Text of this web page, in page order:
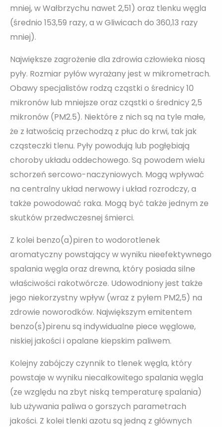
mniej, w Wałbrzychu nawet 2,51) oraz tlenku węgla
(średnio 153,59 razy, a w Gliwicach do 360,13 razy
mniej).
Największe zagrożenie dla zdrowia człowieka niosą
pyły. Rozmiar pyłów wyrażany jest w mikrometrach.
Obawy specjalistów rodzą cząstki o średnicy 10
mikronów lub mniejsze oraz cząstki o średnicy 2,5
mikronów (PM2.5). Niektóre z nich są na tyle małe,
że z łatwością przechodzą z płuc do krwi, tak jak
cząsteczki tlenu. Pyły powodują lub pogłębiają
choroby układu oddechowego. Są powodem wielu
schorzeń sercowo-naczyniowych. Mogą wpływać
na centralny układ nerwowy i układ rozrodczy, a
także powodować raka. Mogą być także jednym ze
skutków przedwczesnej śmierci.
Z kolei benzo(a)piren to wodorotlenek
aromatyczny powstający w wyniku nieefektywnego
spalania węgla oraz drewna, który posiada silne
właściwości rakotwórcze. Udowodniony jest także
jego niekorzystny wpływ (wraz z pyłem PM2,5) na
zdrowie noworodków. Największym emitentem
benzo(s)pirenu są indywidualne piece węglowe,
niskiej jakości i opalane kiepskim paliwem.
Kolejny zabójczy czynnik to tlenek węgla, który
powstaje w wyniku niecałkowitego spalania węgla
(ze względu na zbyt niską temperaturę spalania)
lub używania paliwa o gorszych parametrach
jakości. Z kolei tlenki azotu są jedną z głównych